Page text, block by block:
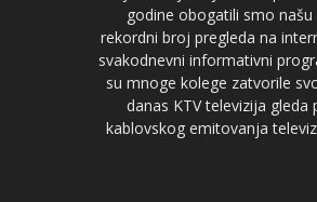
godine obogatili smo našu
rekordni broj pregleda na
svakodnevni informativni
su mnoge kolege zatvorile
danas KTV televizija
kablovskog emitovanja